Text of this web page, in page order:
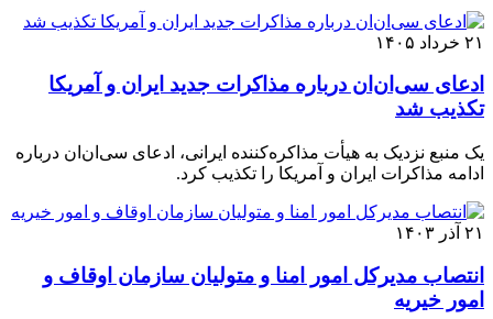
۲۱ خرداد ۱۴۰۵
ادعای سی‌ان‌ان درباره مذاکرات جدید ایران و آمریکا
تکذیب شد
یک منبع نزدیک به هیأت مذاکره‌کننده ایرانی، ادعای سی‌ان‌ان درباره
ادامه مذاکرات ایران و آمریکا را تکذیب کرد.
۲۱ آذر ۱۴۰۳
انتصاب مدیرکل امور امنا و متولیان سازمان اوقاف و
امور خیریه